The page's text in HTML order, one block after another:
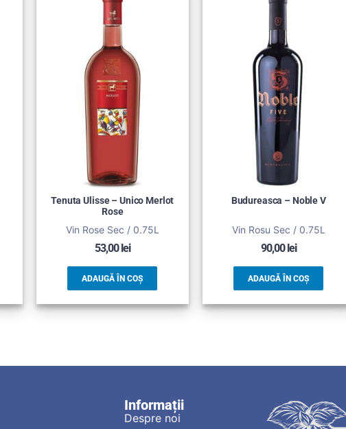
Tenuta Ulisse – Unico Merlot
Rose
Vin Rose Sec / 0.75L
53,00lei
ADAUGĂ ÎN COȘ
Budureasca – Noble V
Vin Rosu Sec / 0.75L
90,00lei
ADAUGĂ ÎN COȘ
Informații
Despre noi